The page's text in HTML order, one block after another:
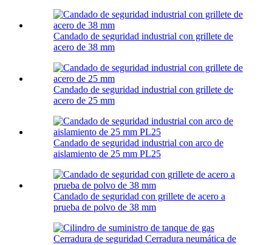
Candado de seguridad industrial con grillete de
acero de 38 mm
Candado de seguridad industrial con grillete de
acero de 25 mm
Candado de seguridad industrial con arco de
aislamiento de 25 mm PL25
Candado de seguridad con grillete de acero a
prueba de polvo de 38 mm